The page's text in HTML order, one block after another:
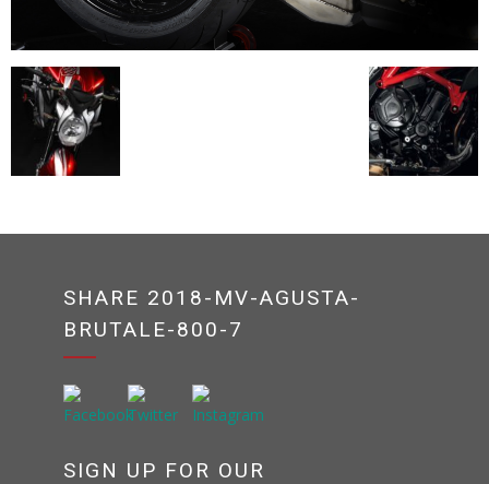
SHARE 2018-MV-AGUSTA-
BRUTALE-800-7
SIGN UP FOR OUR